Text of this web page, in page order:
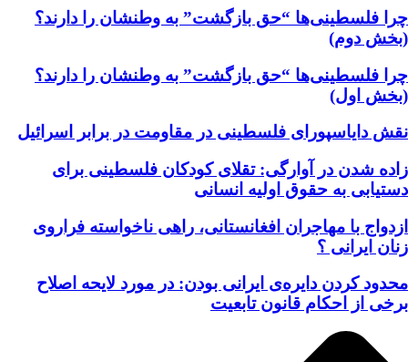
چرا فلسطینی‌ها “حق بازگشت” به وطنشان‌ را دارند؟
(بخش دوم)
چرا فلسطینی‌ها “حق بازگشت” به وطنشان‌ را دارند؟
(بخش اول)
نقش دایاسپورای فلسطینی در مقاومت در برابر اسرائیل
زاده شدن در آوارگی: تقلای کودکان فلسطینی برای
دستیابی به حقوق اولیه انسانی
ازدواج با مهاجران افغانستانی، راهی ناخواسته فراروی
زنان ایرانی ؟
محدود کردن دایره‌ی ایرانی بودن: در مورد لایحه اصلاح
برخی از احکام قانون تابعیت